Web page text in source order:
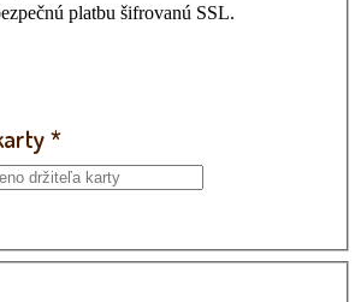
platbu šifrovanú SSL.
*